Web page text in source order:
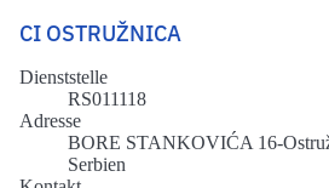
CI OSTRUŽNICA
Dienststelle
RS011118
Adresse
BORE STANKOVIĆA 16-
Serbien